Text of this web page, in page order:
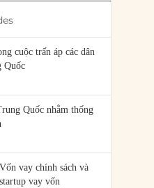
cuộc trấn áp các dân
Quốc
Quốc nhằm thống
vay chính sách và
vay vốn